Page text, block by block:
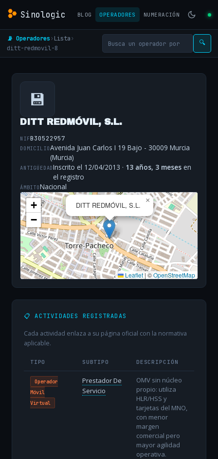
Sinologic BLOG OPERADORES NUMERACIÓN
📡 Operadores› Lista›
ditt-redmovil-8
🔍
💾
DITT REDMÓVIL, S.L.
NIFB30522957
DOMICILIOAvenida Juan Carlos I 19 Bajo - 30009 Murcia
(Murcia)
ANTIGÜEDADInscrito el 12/04/2013 · 13 años, 3 meses en
el registro
ÁMBITONacional
DITT REDMÓVIL, S.L.
×
+
−
Leaflet |©OpenStreetMap
📋 ACTIVIDADES REGISTRADAS
Cada actividad enlaza a su página oficial con la normativa
aplicable.
TIPO SUBTIPO DESCRIPCIÓN
Operador
Móvil
Virtual
Prestador De
Servicio
OMV sin núcleo
propio: utiliza
HLR/HSS y
tarjetas del MNO,
con menor
margen
comercial pero
mayor agilidad
operativa.